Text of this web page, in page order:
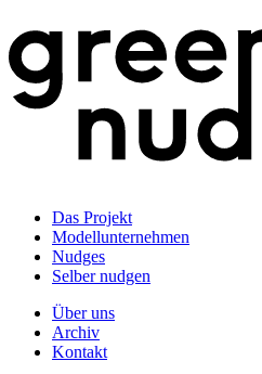
Das Projekt
Modellunternehmen
Nudges
Selber nudgen
Über uns
Archiv
Kontakt